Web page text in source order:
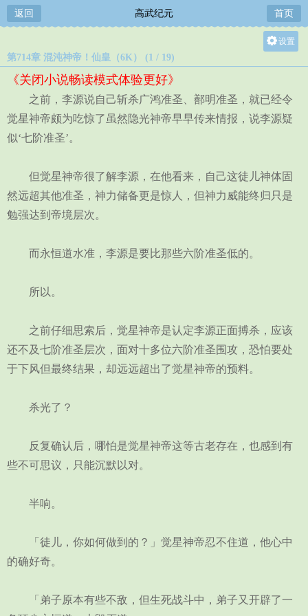
返回 高武纪元 首页
设置
中
小
第714章 混沌神帝！仙皇（6K） (1 / 19)
《关闭小说畅读模式体验更好》
之前，李源说自己斩杀广鸿准圣、鄯明准圣，就已经令
觉星神帝颇为吃惊了虽然隐光神帝早早传来情报，说李源疑
似‘七阶准圣’。
但觉星神帝很了解李源，在他看来，自己这徒儿神体固
然远超其他准圣，神力储备更是惊人，但神力威能终归只是
勉强达到帝境层次。
而永恒道水准，李源是要比那些六阶准圣低的。
所以。
之前仔细思索后，觉星神帝是认定李源正面搏杀，应该
还不及七阶准圣层次，面对十多位六阶准圣围攻，恐怕要处
于下风但最终结果，却远远超出了觉星神帝的预料。
杀光了？
反复确认后，哪怕是觉星神帝这等古老存在，也感到有
些不可思议，只能沉默以对。
半响。
「徒儿，你如何做到的？」觉星神帝忍不住道，他心中
的确好奇。
「弟子原本有些不敌，但生死战斗中，弟子又开辟了一